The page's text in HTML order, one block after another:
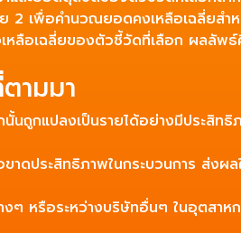
2 เพื่อคำนวณยอดคงเหลือเฉลี่ยสำ
ลือเฉลี่ยของตัวชี้วัดที่เลือก ผลลัพธ์
ามมา
ถูกแปลงเป็นรายได้อย่างมีประสิทธิ
ประสิทธิภาพในกระบวนการ ส่งผล
งๆ หรือระหว่างบริษัทอื่นๆ ในอุตสา